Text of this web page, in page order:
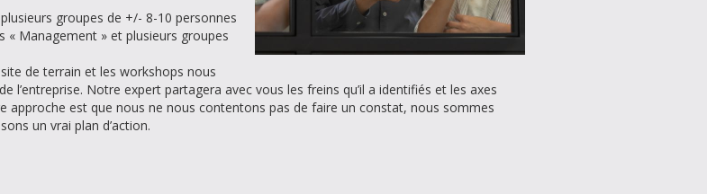
groupes de +/- 8-10 personnes
« Management » et plusieurs groupes
de terrain et les workshops nous
l’entreprise. Notre expert partagera avec vous les freins qu’il a identifiés et les axes
approche est que nous ne nous contentons pas de faire un constat, nous sommes
un vrai plan d’action.